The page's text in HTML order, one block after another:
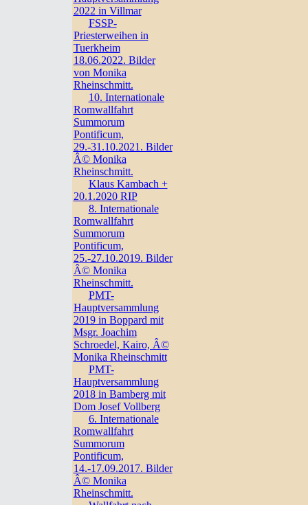
2022 in Villmar
FSSP-
Priesterweihen in
Tuerkheim
18.06.2022. Bilder
von Monika
Rheinschmitt.
10. Internationale
Romwallfahrt
Summorum
Pontificum,
29.-31.10.2021. Bilder
Â© Monika
Rheinschmitt.
Klaus Kambach +
20.1.2020 RIP
8. Internationale
Romwallfahrt
Summorum
Pontificum,
25.-27.10.2019. Bilder
Â© Monika
Rheinschmitt.
PMT-
Hauptversammlung
2019 in Boppard mit
Msgr. Joachim
Schroedel, Kairo, Â©
Monika Rheinschmitt
PMT-
Hauptversammlung
2018 in Bamberg mit
Dom Josef Vollberg
6. Internationale
Romwallfahrt
Summorum
Pontificum,
14.-17.09.2017. Bilder
Â© Monika
Rheinschmitt.